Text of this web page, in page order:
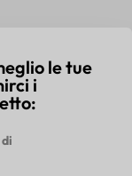
le tue
i